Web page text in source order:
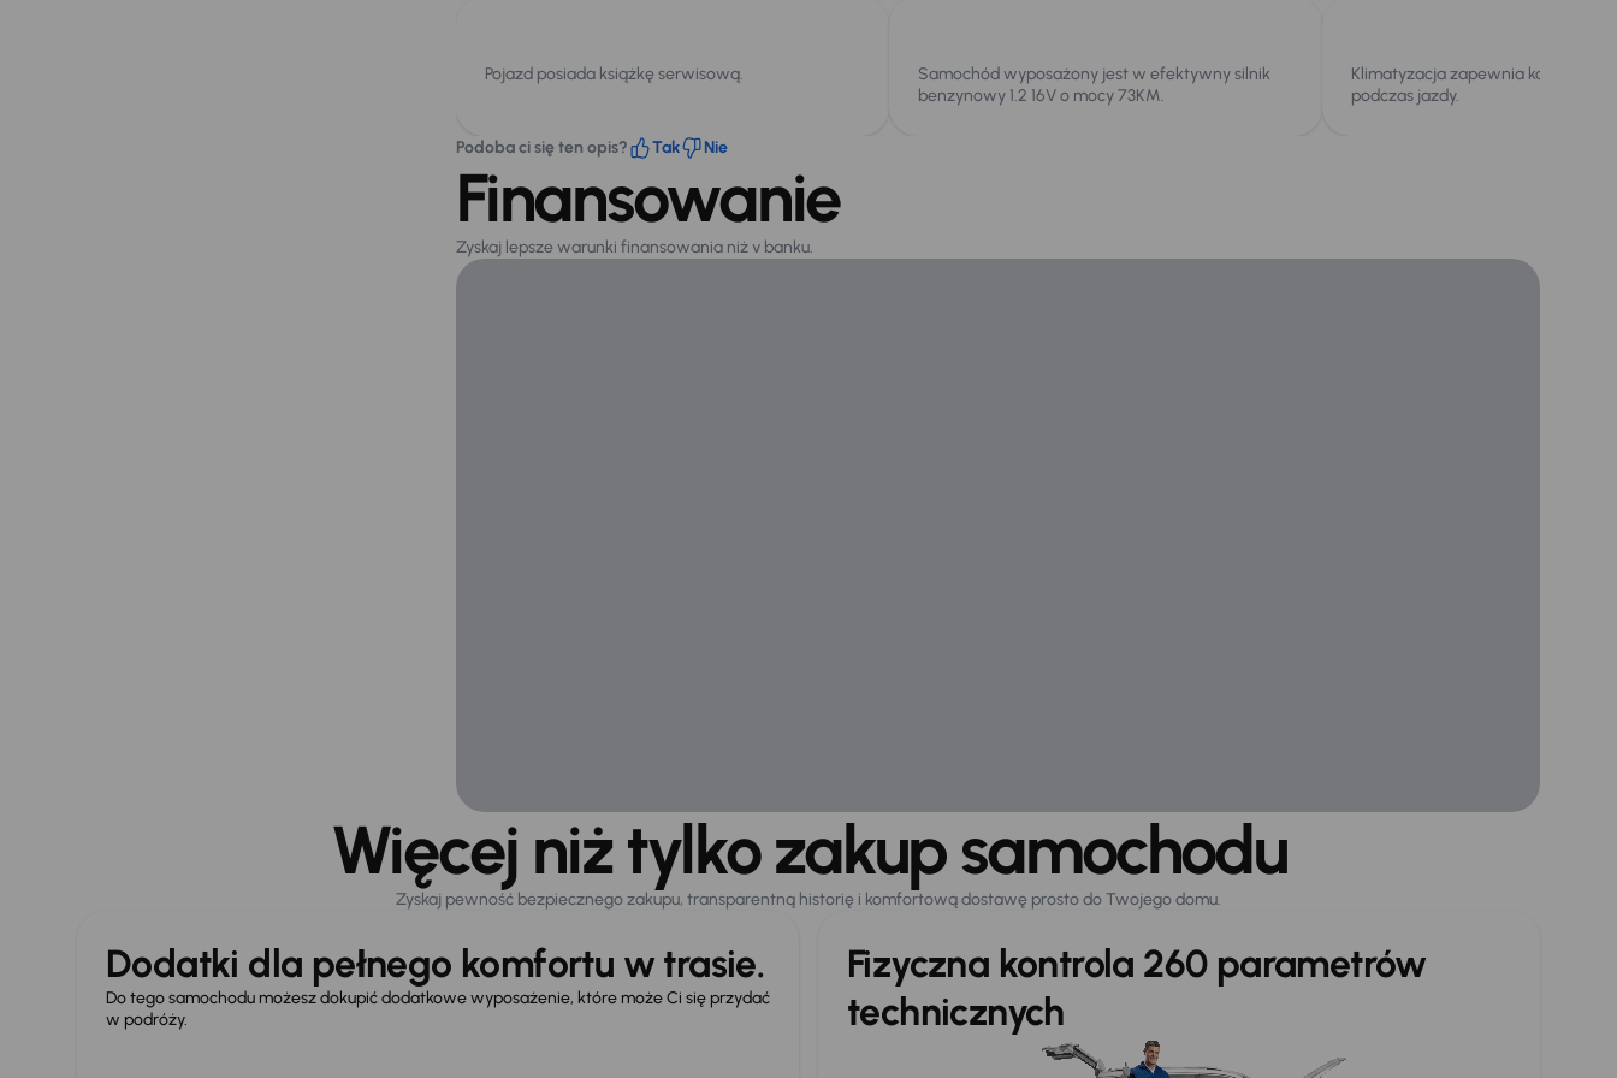
Pojazd posiada książkę serwisową.
Samochód wyposażony jest w efektywny silnik
benzynowy 1.2 16V o mocy 73KM.
Klimatyzacja zapewnia komfort
podczas jazdy.
Podoba ci się ten opis? Tak Nie
Finansowanie
Zyskaj lepsze warunki finansowania niż v banku.
Więcej niż tylko zakup samochodu
Zyskaj pewność bezpiecznego zakupu, transparentną historię i komfortową dostawę prosto do Twojego domu.
Dodatki dla pełnego komfortu w trasie.
Do tego samochodu możesz dokupić dodatkowe wyposażenie, które może Ci się przydać
w podróży.
Fizyczna kontrola 260 parametrów
technicznych